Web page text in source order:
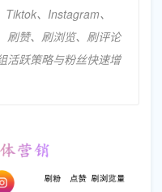
、Instagram、
刷赞、刷浏览、刷评论
活跃策略与粉丝快速增